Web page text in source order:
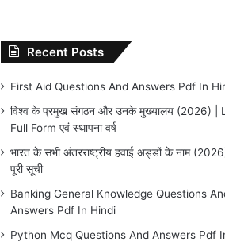
Recent Posts
First Aid Questions And Answers Pdf In
विश्व के प्रमुख संगठन और उनके मुख्यालय (2026) |
Full Form एवं स्थापना वर्ष
भारत के सभी अंतरराष्ट्रीय हवाई अड्डों के नाम
पूरी सूची
Banking General Knowledge Questions
Answers Pdf In Hindi
Python Mcq Questions And Answers Pdf